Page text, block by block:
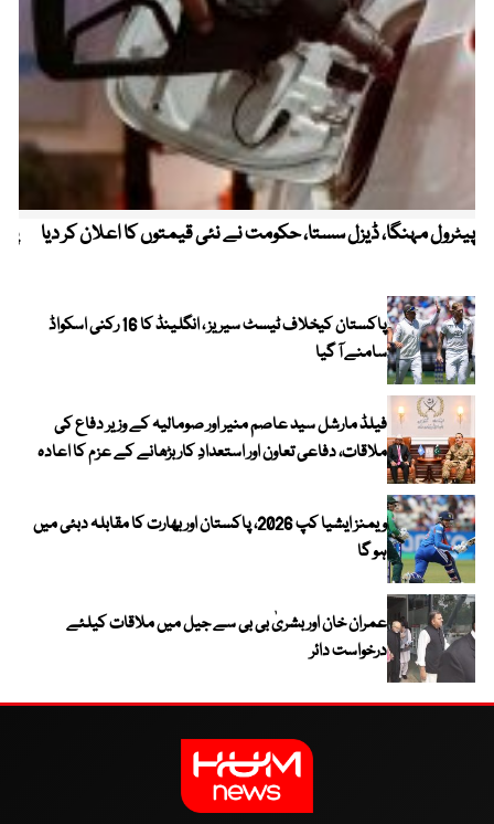
پیٹرول مہنگا، ڈیزل سستا، حکومت نے نئی قیمتوں کا اعلان کر دیا
پاکستان کیخلاف ٹیسٹ سیریز ، انگلینڈ کا 16 رکنی اسکواڈ
سامنے آ گیا
فیلڈ مارشل سید عاصم منیر اور صومالیہ کے وزیر دفاع کی
ملاقات، دفاعی تعاون اور استعدادِ کار بڑھانے کے عزم کا اعادہ
ویمنز ایشیا کپ 2026، پاکستان اور بھارت کا مقابلہ دبئی میں
ہو گا
عمران خان اور بشریٰ بی بی سے جیل میں ملاقات کیلئے
درخواست دائر